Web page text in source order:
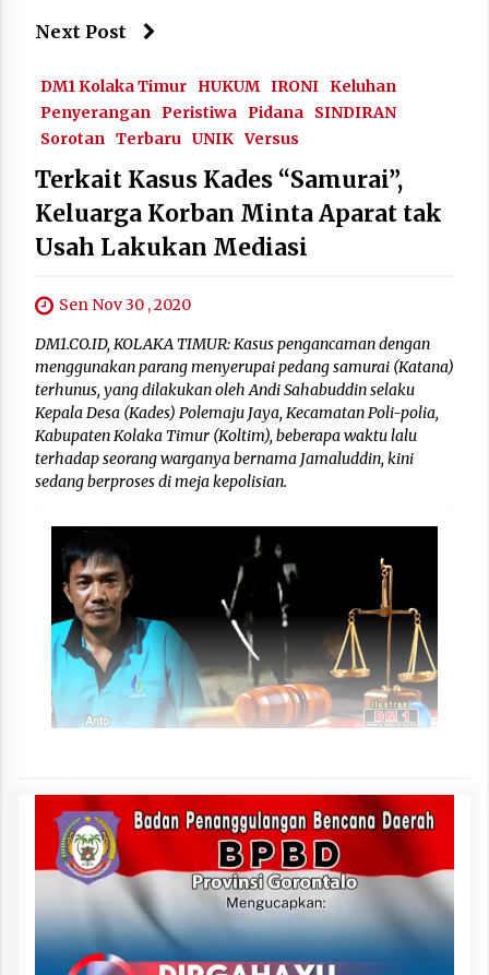
Next Post
DM1 Kolaka Timur HUKUM IRONI Keluhan
Penyerangan Peristiwa Pidana
SINDIRAN
Sorotan Terbaru UNIK Versus
Terkait Kasus Kades “Samurai”,
Keluarga Korban Minta Aparat tak
Usah Lakukan Mediasi
Sen Nov 30 , 2020
DM1.CO.ID, KOLAKA TIMUR: Kasus pengancaman dengan
menggunakan parang menyerupai pedang samurai (Katana)
terhunus, yang dilakukan oleh Andi Sahabuddin selaku
Kepala Desa (Kades) Polemaju Jaya, Kecamatan Poli-polia,
Kabupaten Kolaka Timur (Koltim), beberapa waktu lalu
terhadap seorang warganya bernama Jamaluddin, kini
sedang berproses di meja kepolisian.